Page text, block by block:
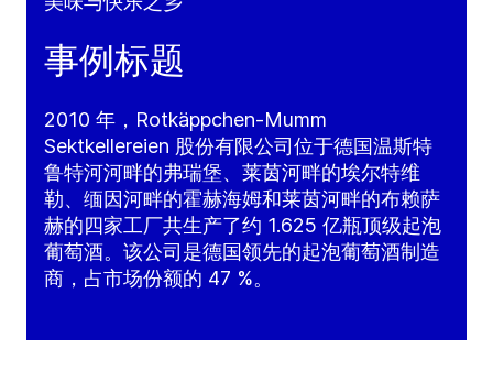
事例标题
2010 年，Rotkäppchen-Mumm
Sektkellereien 股份有限公司位于德国温斯特
鲁特河河畔的弗瑞堡、莱茵河畔的埃尔特维
勒、缅因河畔的霍赫海姆和莱茵河畔的布赖萨
赫的四家工厂共生产了约 1.625 亿瓶顶级起泡
葡萄酒。该公司是德国领先的起泡葡萄酒制造
商，占市场份额的 47 %。